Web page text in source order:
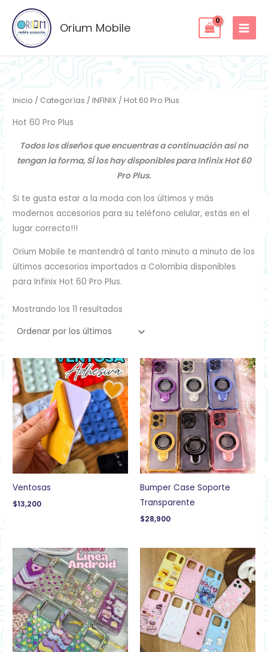
contenido
Orium Mobile
Inicio / Categorías /INFINIX / Hot 60 Pro Plus
Hot 60 Pro Plus
Todos los diseños que encuentras a continuación así no
tengan la forma, SÍ los hay disponibles para Infinix Hot 60
Pro Plus.
Si te gusta estar a la moda con los últimos y más
modernos accesorios para su teléfono celular, estás en el
lugar correcto!!!
Orium Mobile te mantendrá al tanto minuto a minuto de los
últimos accesorios importados a Colombia disponibles
para Infinix Hot 60 Pro Plus.
Mostrando los 11 resultados
últimos
Ventosas
$13,200
Bumper Case Soporte
Transparente
$28,900